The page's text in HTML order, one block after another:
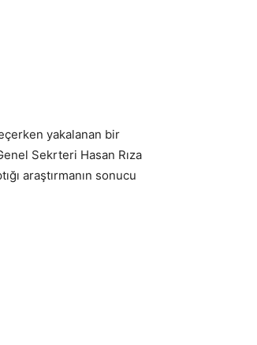
yakalanan bir
Sekrteri Hasan Rıza
araştırmanın sonucu